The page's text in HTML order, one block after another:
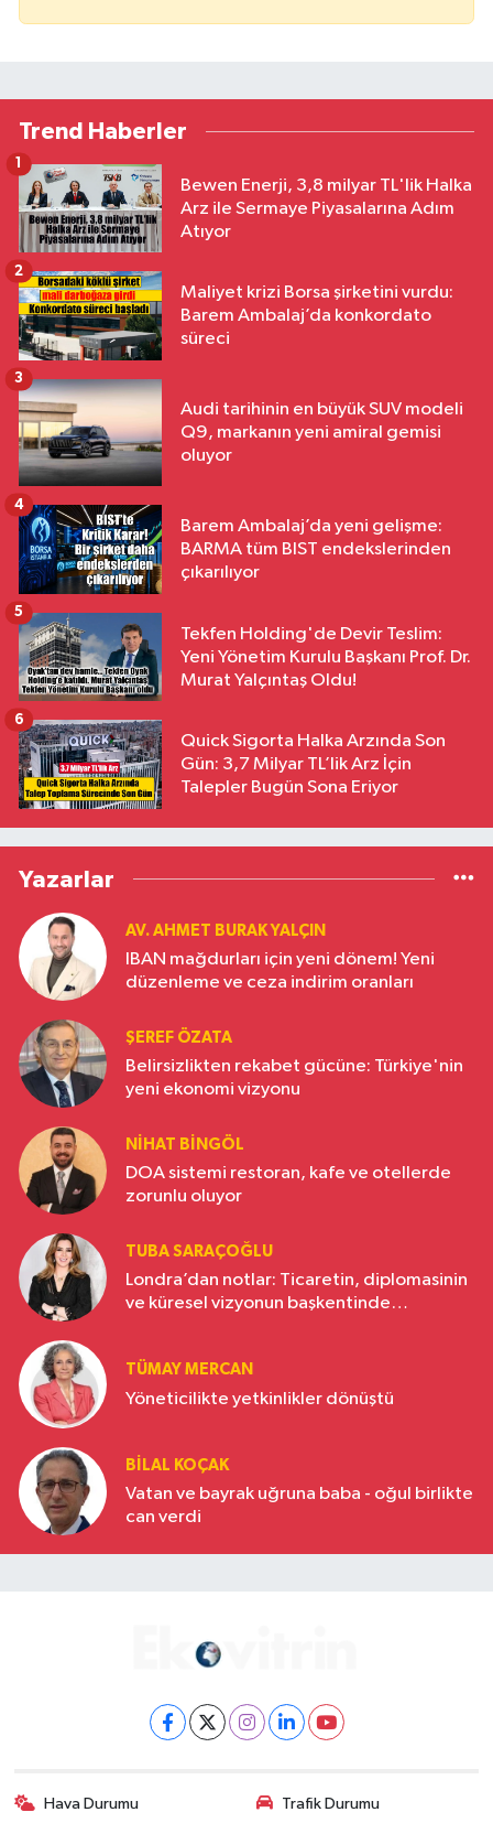
Trend Haberler
Bewen Enerji, 3,8 milyar TL'lik Halka
Arz ile Sermaye Piyasalarına Adım
Atıyor
1
Maliyet krizi Borsa şirketini vurdu:
Barem Ambalaj’da konkordato
süreci
2
Audi tarihinin en büyük SUV modeli
Q9, markanın yeni amiral gemisi
oluyor
3
Barem Ambalaj’da yeni gelişme:
BARMA tüm BIST endekslerinden
çıkarılıyor
4
Tekfen Holding'de Devir Teslim:
Yeni Yönetim Kurulu Başkanı Prof. Dr.
Murat Yalçıntaş Oldu!
5
Quick Sigorta Halka Arzında Son
Gün: 3,7 Milyar TL’lik Arz İçin
Talepler Bugün Sona Eriyor
6
Yazarlar
AV. AHMET BURAK YALÇIN
IBAN mağdurları için yeni dönem! Yeni
düzenleme ve ceza indirim oranları
ŞEREF ÖZATA
Belirsizlikten rekabet gücüne: Türkiye'nin
yeni ekonomi vizyonu
NIHAT BINGÖL
DOA sistemi restoran, kafe ve otellerde
zorunlu oluyor
TUBA SARAÇOĞLU
Londra’dan notlar: Ticaretin, diplomasinin
ve küresel vizyonun başkentinde
TÜMAY MERCAN
Yöneticilikte yetkinlikler dönüştü
BILAL KOÇAK
Vatan ve bayrak uğruna baba - oğul birlikte
can verdi
Hava Durumu Trafik Durumu